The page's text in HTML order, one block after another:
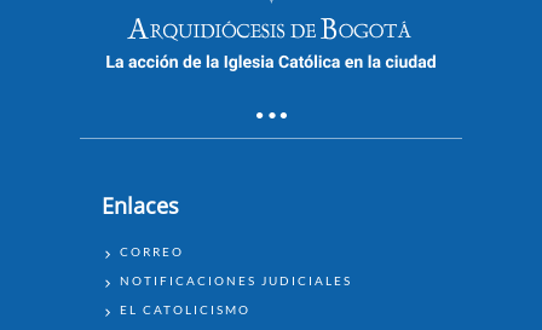
Enlaces
ENLACES
CORREO
NOTIFICACIONES JUDICIALES
EL CATOLICISMO